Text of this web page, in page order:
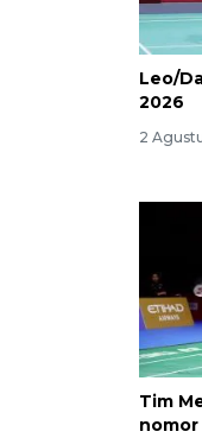
Leo/
2026
2
Tim
nomor